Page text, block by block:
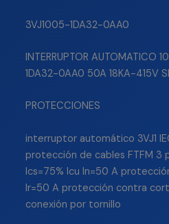
3VJ1005-1DA32-0AA0
INTERRUPTOR AUTOMATICO
1DA32-0AA0 50A 18KA-415V
PROTECCIONES
interruptor automático 3VJ1
protección de cables FTFM 3
Ics=75% Icu In=50 A
Ir=50 A protección contra
conexión por tornillo